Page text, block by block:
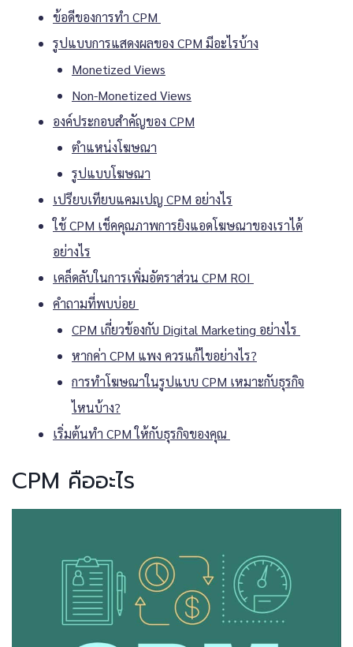
ข้อดีของการทำ CPM
รูปแบบการแสดงผลของ CPM มีอะไรบ้าง
Monetized Views
Non-Monetized Views
องค์ประกอบสำคัญของ CPM
ตำแหน่งโฆษณา
รูปแบบโฆษณา
เปรียบเทียบแคมเปญ CPM อย่างไร
ใช้ CPM เช็คคุณภาพการยิงแอดโฆษณาของเราได้
อย่างไร
เคล็ดลับในการเพิ่มอัตราส่วน CPM ROI
คำถามที่พบบ่อย
CPM เกี่ยวข้องกับ Digital Marketing อย่างไร
หากค่า ​CPM แพง ควรแก้ไขอย่างไร?
การทำโฆษณาในรูปแบบ CPM เหมาะกับธุรกิจ
ไหนบ้าง?
เริ่มต้นทำ CPM ให้กับธุรกิจของคุณ
CPM คืออะไร